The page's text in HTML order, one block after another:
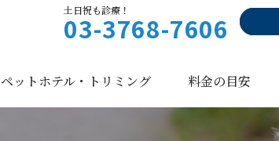
土日祝も診療！
03-3768-7606
ペットホテル・トリミング 料金の目安